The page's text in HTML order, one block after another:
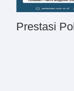
Prestasi